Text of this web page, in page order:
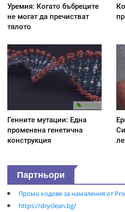
Уремия: Когато бъбреците
не могат да пречистват
тялото
Генните мутации: Една
променена генетична
конструкция
Партньори
Промо кодове за намаления от
https://dryclean.bg/